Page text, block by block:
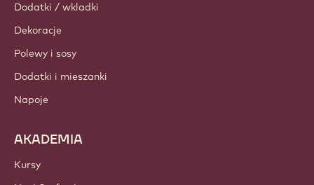
Dodatki / wkladki
Dekoracje
Polewy i sosy
Dodatki i mieszanki
Napoje
AKADEMIA
Kursy